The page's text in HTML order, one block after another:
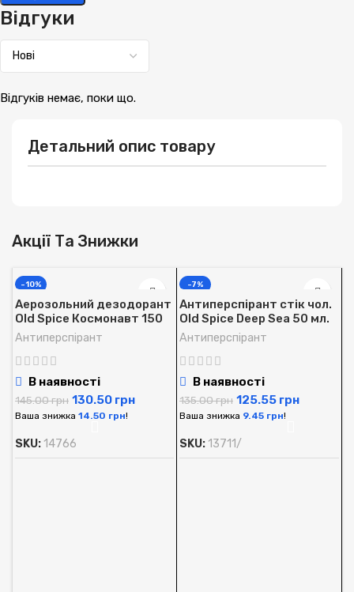
Детальний опис товару
Відгуки
Відгуків немає, поки що.
Акції Та Знижки
-10%
Аерозольний дезодорант
Old Spice Космонавт 150
мл.
Антиперспірант
В наявності
145.00грн 130.50 грн
Ваша знижка 14.50 грн!
SKU: 14766
-7%
Антиперспірант стік чол.
Old Spice Deep Sea 50 мл.
Антиперспірант
В наявності
135.00грн 125.55 грн
Ваша знижка 9.45 грн!
SKU: 13711/